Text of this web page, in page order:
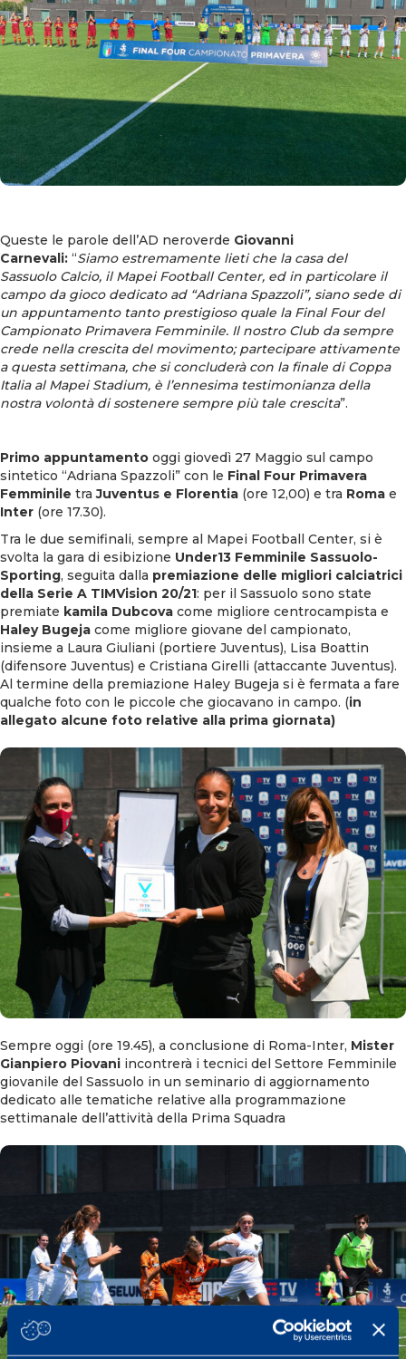
Queste le parole dell’AD neroverde Giovanni
Carnevali: “Siamo estremamente lieti che la casa del
Sassuolo Calcio, il Mapei Football Center, ed in particolare il
campo da gioco dedicato ad “Adriana Spazzoli”, siano sede di
un appuntamento tanto prestigioso quale la Final Four del
Campionato Primavera Femminile. Il nostro Club da sempre
crede nella crescita del movimento; partecipare attivamente
a questa settimana, che si concluderà con la finale di Coppa
Italia al Mapei Stadium, è l’ennesima testimonianza della
nostra volontà di sostenere sempre più tale crescita”.
Primo appuntamento oggi giovedì 27 Maggio sul campo
sintetico “Adriana Spazzoli” con le Final Four Primavera
Femminile traJuventus e Florentia (ore 12,00) e tra Roma e
Inter (ore 17.30).
Tra le due semifinali, sempre al Mapei Football Center, si è
svolta la gara di esibizione Under13 Femminile Sassuolo-
Sporting, seguita dalla premiazione delle migliori calciatrici
della Serie A TIMVision 20/21: per il Sassuolo sono state
premiate kamila Dubcova come migliore centrocampista e
Haley Bugeja come migliore giovane del campionato,
insieme a Laura Giuliani (portiere Juventus), Lisa Boattin
(difensore Juventus) e Cristiana Girelli (attaccante Juventus).
Al termine della premiazione Haley Bugeja si è fermata a fare
qualche foto con le piccole che giocavano in campo. (in
allegato alcune foto relative alla prima giornata)
Sempre oggi (ore 19.45), a conclusione di Roma-Inter, Mister
Gianpiero Piovani incontrerà i tecnici del Settore Femminile
giovanile del Sassuolo in un seminario di aggiornamento
dedicato alle tematiche relative alla programmazione
settimanale dell’attività della Prima Squadra